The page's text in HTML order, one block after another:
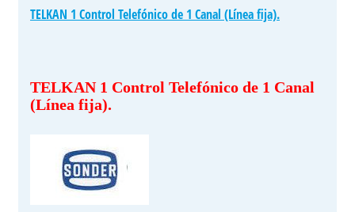
TELKAN 1 Control Telefónico de 1 Canal (Línea fija).
TELKAN 1 Control Telefónico de 1 Canal
(Línea fija).